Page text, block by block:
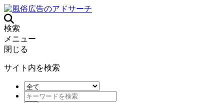
検索
メニュー
閉じる
サイト内を検索